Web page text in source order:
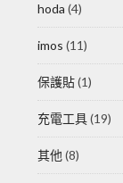
hoda (4)
imos (11)
保護貼(1)
充電工具(19)
其他 (8)